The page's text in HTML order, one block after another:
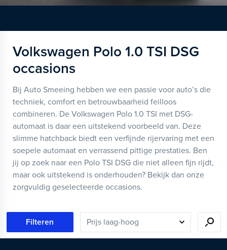
Volkswagen Polo 1.0 TSI DSG
occasions
Bij Auto Smeeing hebben we een passie voor auto’s die
techniek, comfort en betrouwbaarheid feilloos
combineren. De Volkswagen Polo 1.0 TSI met DSG-
automaat is daar een uitstekend voorbeeld van. Deze
slimme hatchback biedt een verfijnde rijervaring met een
soepele automaat en verrassend pittige prestaties. Ben
jij op zoek naar een Polo TSI DSG die niet alleen fijn rijdt,
maar ook uitstekend is onderhouden? Bekijk dan onze
zorgvuldig geselecteerde occasions.
Filteren